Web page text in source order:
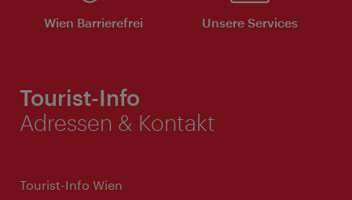
Wien Barrierefrei Unsere Services
Tourist-Info
Adressen & Kontakt
Tourist-Info Wien